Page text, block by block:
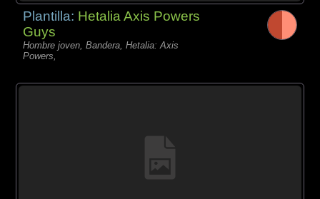
Plantilla: Hetalia Axis Powers
Guys
Hombre joven, Bandera, Hetalia: Axis
Powers,